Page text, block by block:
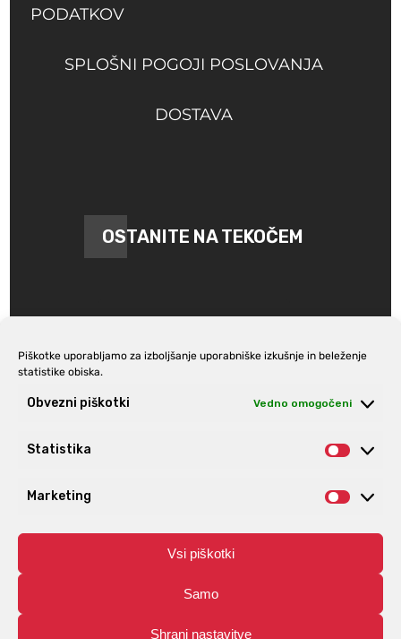
Piškotke uporabljamo za izboljšanje uporabniške izkušnje in beleženje
statistike obiska.
Obvezni piškotki Vedno omogočeni
Statistika
Marketing
Vsi piškotki
Samo
Shrani nastavitve
PODATKOV
SPLOŠNI POGOJI POSLOVANJA
DOSTAVA
OSTANITE NA TEKOČEM